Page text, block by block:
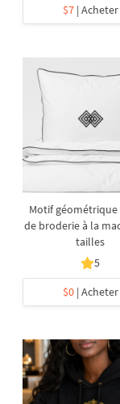
$7| Acheter
Motif
de broderie à la
tailles
5
$0| Acheter